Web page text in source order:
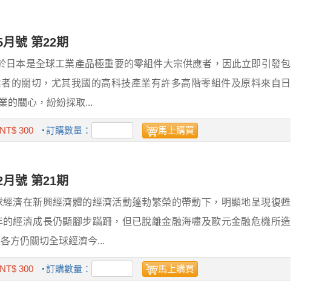
號 第22期
日本是全球工業產品極重要的零組件大宗供應者，因此立即引發包
的關切，尤其我國的高科技產業有許多高階零組件及原料來自日
的關心，紛紛採取...
NT$ 300 訂購數量： 馬上購買
號 第21期
濟在新興經濟體的經濟活動蓬勃繁榮的帶動下，明顯地呈現復甦
經濟成長仍顯腳步蹣跚，但已脫離金融海嘯及歐元金融危機所造
方仍關切全球經濟今...
NT$ 300 訂購數量： 馬上購買